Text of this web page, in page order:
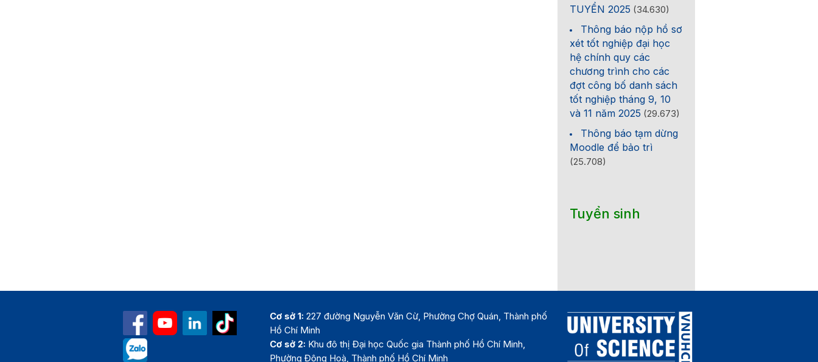
TUYỂN 2025 (34.630)
Thông báo nộp hồ sơ
xét tốt nghiệp đại học
hệ chính quy các
chương trình cho các
đợt công bố danh sách
tốt nghiệp tháng 9, 10
và 11 năm 2025 (29.673)
Thông báo tạm dừng
Moodle để bảo trì
(25.708)
Tuyển sinh
Cơ sở 1: 227 đường Nguyễn Văn Cừ, Phường Chợ Quán, Thành phố
Hồ Chí Minh
Cơ sở 2: Khu đô thị Đại học Quốc gia Thành phố Hồ Chí Minh,
Phường Đông Hoà, Thành phố Hồ Chí Minh